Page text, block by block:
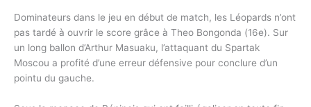
Dominateurs dans le jeu en début de match, les Léopards n’ont
pas tardé à ouvrir le score grâce à Theo Bongonda (16e). Sur
un long ballon d’Arthur Masuaku, l’attaquant du Spartak
Moscou a profité d’une erreur défensive pour conclure d’un
pointu du gauche.